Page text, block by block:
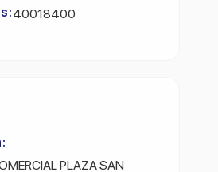
40018400
PLAZA SAN